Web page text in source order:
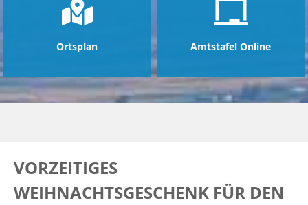
Ortsplan Amtstafel Online
VORZEITIGES
WEIHNACHTSGESCHENK FÜR DEN